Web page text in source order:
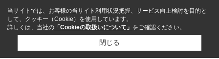
当サイトでは、お客様の当サイト利用状況把握、サービス向上検討を目的と
して、クッキー（Cookie）を使用しています。
詳しくは、当社の 「Cookieの取扱いについて」 をご確認ください。
閉じる